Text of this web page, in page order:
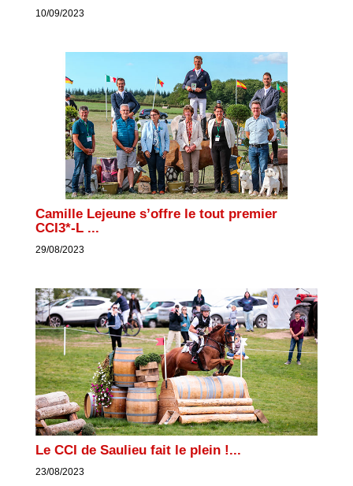
10/09/2023
Camille Lejeune s’offre le tout premier
CCI3*-L ...
29/08/2023
Le CCI de Saulieu fait le plein !...
23/08/2023